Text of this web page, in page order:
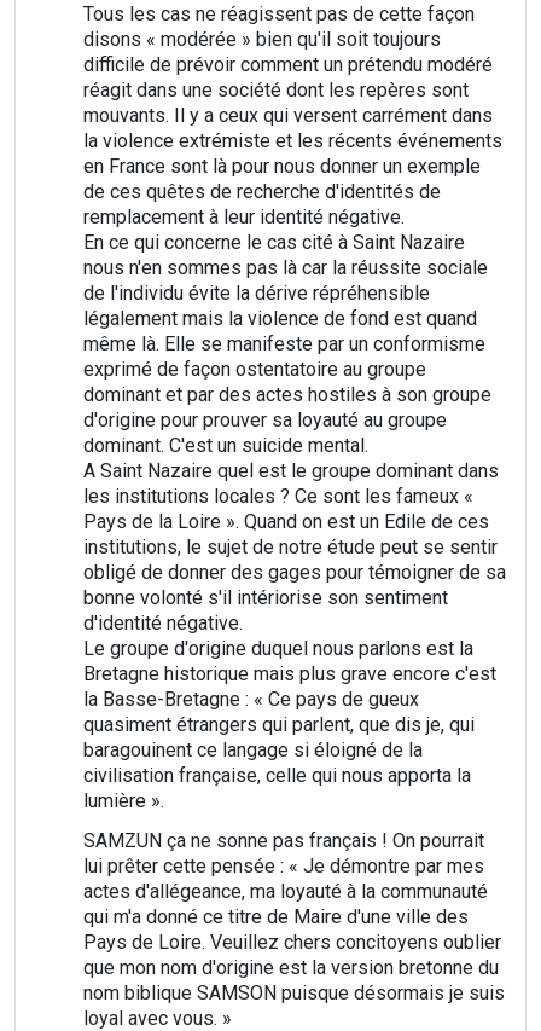
Tous les cas ne réagissent pas de cette façon
disons « modérée » bien qu'il soit toujours
difficile de prévoir comment un prétendu modéré
réagit dans une société dont les repères sont
mouvants. Il y a ceux qui versent carrément dans
la violence extrémiste et les récents événements
en France sont là pour nous donner un exemple
de ces quêtes de recherche d'identités de
remplacement à leur identité négative.
En ce qui concerne le cas cité à Saint Nazaire
nous n'en sommes pas là car la réussite sociale
de l'individu évite la dérive répréhensible
légalement mais la violence de fond est quand
même là. Elle se manifeste par un conformisme
exprimé de façon ostentatoire au groupe
dominant et par des actes hostiles à son groupe
d'origine pour prouver sa loyauté au groupe
dominant. C'est un suicide mental.
A Saint Nazaire quel est le groupe dominant dans
les institutions locales ? Ce sont les fameux «
Pays de la Loire ». Quand on est un Edile de ces
institutions, le sujet de notre étude peut se sentir
obligé de donner des gages pour témoigner de sa
bonne volonté s'il intériorise son sentiment
d'identité négative.
Le groupe d'origine duquel nous parlons est la
Bretagne historique mais plus grave encore c'est
la Basse-Bretagne : « Ce pays de gueux
quasiment étrangers qui parlent, que dis je, qui
baragouinent ce langage si éloigné de la
civilisation française, celle qui nous apporta la
lumière ».
SAMZUN ça ne sonne pas français ! On pourrait
lui prêter cette pensée : « Je démontre par mes
actes d'allégeance, ma loyauté à la communauté
qui m'a donné ce titre de Maire d'une ville des
Pays de Loire. Veuillez chers concitoyens oublier
que mon nom d'origine est la version bretonne du
nom biblique SAMSON puisque désormais je suis
loyal avec vous. »